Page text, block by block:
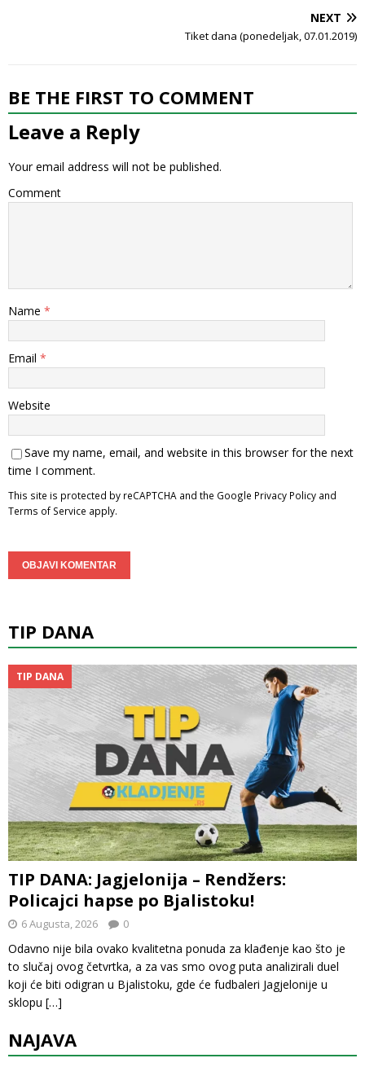
NEXT
Tiket dana (ponedeljak, 07.01.2019)
BE THE FIRST TO COMMENT
Leave a Reply
Your email address will not be published.
Comment
Name *
Email *
Website
Save my name, email, and website in this browser for the next
time I comment.
This site is protected by reCAPTCHA and the Google Privacy Policy and
Terms of Service apply.
TIP DANA
TIP DANA
TIP DANA: Jagjelonija – Rendžers:
Policajci hapse po Bjalistoku!
6 Augusta, 2026 0
Odavno nije bila ovako kvalitetna ponuda za klađenje kao što je
to slučaj ovog četvrtka, a za vas smo ovog puta analizirali duel
koji će biti odigran u Bjalistoku, gde će fudbaleri Jagjelonije u
sklopu […]
NAJAVA